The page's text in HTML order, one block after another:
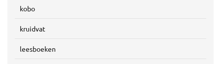
kobo
kruidvat
leesboeken